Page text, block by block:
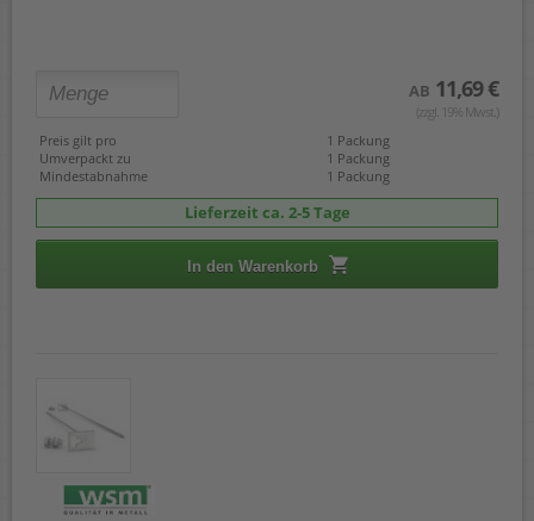
AB 11,69 €
(zzgl. 19% Mwst.)
Preis gilt pro
1 Packung
Umverpackt zu
1 Packung
Mindestabnahme
1 Packung
Lieferzeit ca. 2-5 Tage
In den Warenkorb